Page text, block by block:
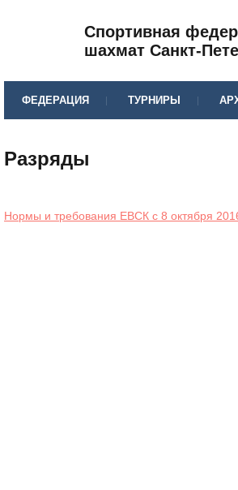
Спортивная
шахмат Санкт-
ФЕДЕРАЦИЯ ТУРНИРЫ
Разряды
Нормы и требования ЕВСК c 8 октября